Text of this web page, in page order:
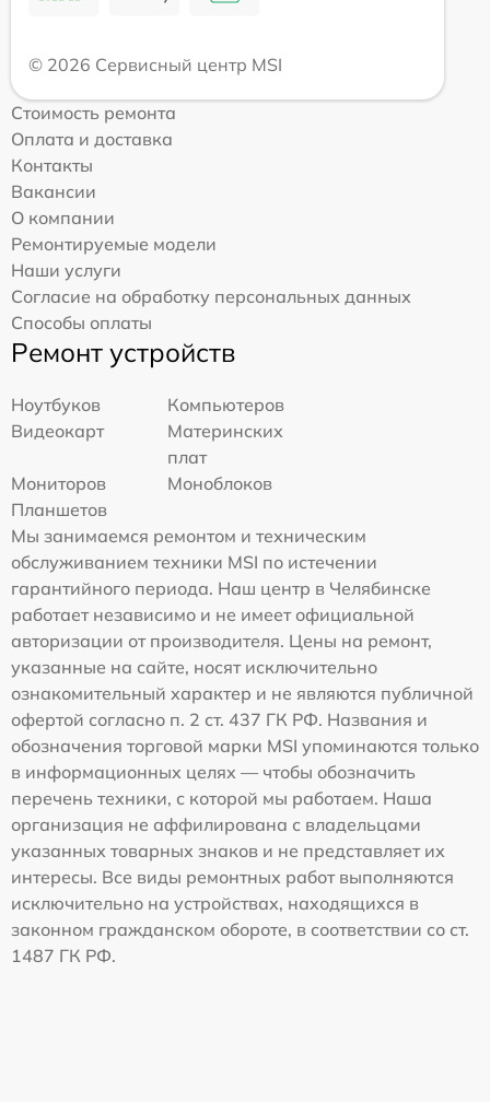
© 2026 Сервисный центр MSI
Стоимость ремонта
Оплата и доставка
Контакты
Вакансии
О компании
Ремонтируемые модели
Наши услуги
Согласие на обработку персональных данных
Способы оплаты
Ремонт устройств
Ноутбуков
Компьютеров
Видеокарт
Материнских
плат
Мониторов
Моноблоков
Планшетов
Мы занимаемся ремонтом и техническим
обслуживанием техники MSI по истечении
гарантийного периода. Наш центр в Челябинске
работает независимо и не имеет официальной
авторизации от производителя. Цены на ремонт,
указанные на сайте, носят исключительно
ознакомительный характер и не являются публичной
офертой согласно п. 2 ст. 437 ГК РФ. Названия и
обозначения торговой марки MSI упоминаются только
в информационных целях — чтобы обозначить
перечень техники, с которой мы работаем. Наша
организация не аффилирована с владельцами
указанных товарных знаков и не представляет их
интересы. Все виды ремонтных работ выполняются
исключительно на устройствах, находящихся в
законном гражданском обороте, в соответствии со ст.
1487 ГК РФ.